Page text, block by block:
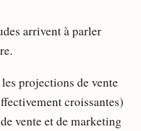
arrivent à parler
projections de vente
croissantes)
vente et de marketing